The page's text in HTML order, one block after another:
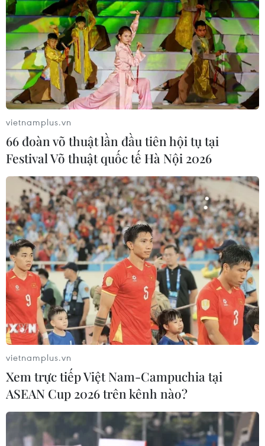
vietnamplus.vn
66 đoàn võ thuật lần đầu tiên hội tụ tại
Festival Võ thuật quốc tế Hà Nội 2026
vietnamplus.vn
Xem trực tiếp Việt Nam-Campuchia tại
ASEAN Cup 2026 trên kênh nào?